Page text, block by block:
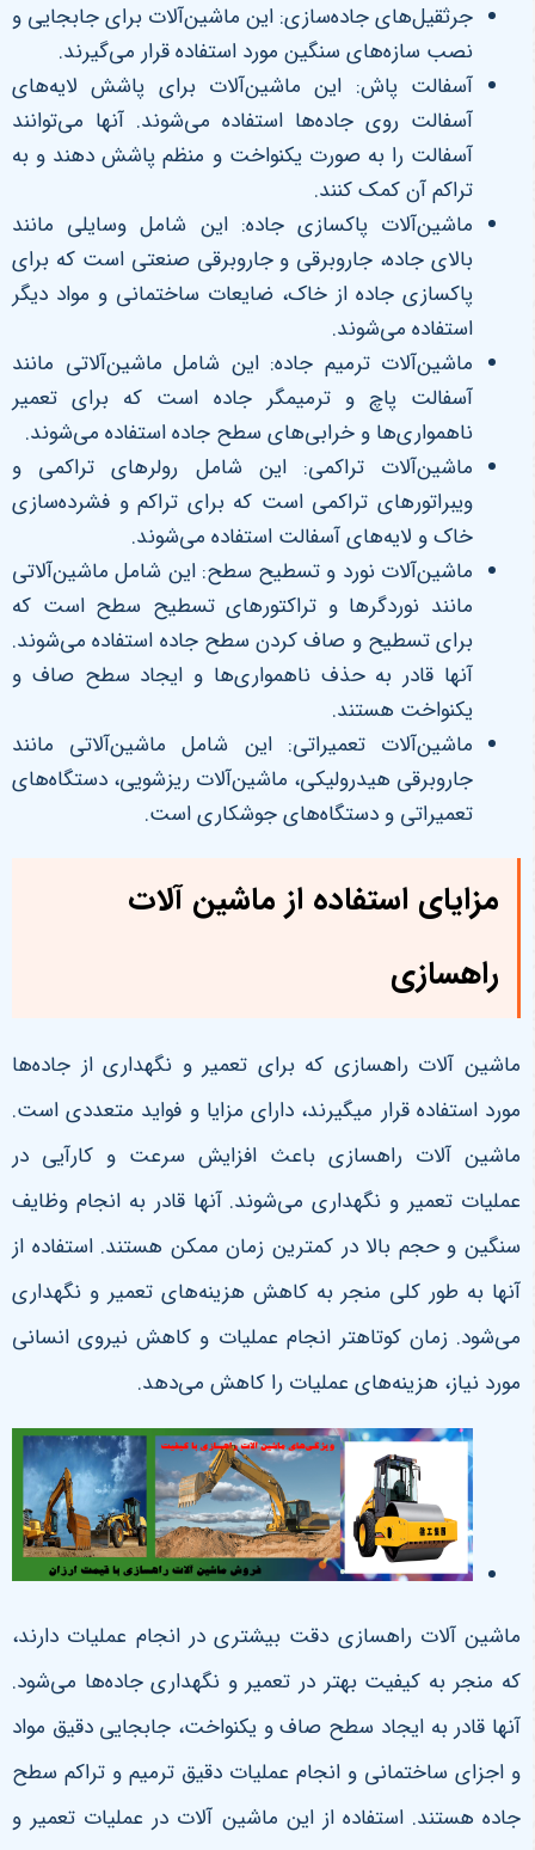
جرثقیل‌های جاده‌سازی: این ماشین‌آلات برای جابجایی و
نصب سازه‌های سنگین مورد استفاده قرار می‌گیرند.
آسفالت پاش: این ماشین‌آلات برای پاشش لایه‌های
آسفالت روی جاده‌ها استفاده می‌شوند. آنها می‌توانند
آسفالت را به صورت یکنواخت و منظم پاشش دهند و به
تراکم آن کمک کنند.
ماشین‌آلات پاکسازی جاده: این شامل وسایلی مانند
بالای جاده، جاروبرقی و جاروبرقی صنعتی است که برای
پاکسازی جاده از خاک، ضایعات ساختمانی و مواد دیگر
استفاده می‌شوند.
ماشین‌آلات ترمیم جاده: این شامل ماشین‌آلاتی مانند
آسفالت پاچ و ترمیمگر جاده است که برای تعمیر
ناهمواری‌ها و خرابی‌های سطح جاده استفاده می‌شوند.
ماشین‌آلات تراکمی: این شامل رولرهای تراکمی و
ویبراتورهای تراکمی است که برای تراکم و فشرده‌سازی
خاک و لایه‌های آسفالت استفاده می‌شوند.
ماشین‌آلات نورد و تسطیح سطح: این شامل ماشین‌آلاتی
مانند نوردگرها و تراکتورهای تسطیح سطح است که
برای تسطیح و صاف کردن سطح جاده استفاده می‌شوند.
آنها قادر به حذف ناهمواری‌ها و ایجاد سطح صاف و
یکنواخت هستند.
ماشین‌آلات تعمیراتی: این شامل ماشین‌آلاتی مانند
جاروبرقی هیدرولیکی، ماشین‌آلات ریزشویی، دستگاه‌های
تعمیراتی و دستگاه‌های جوشکاری است.
مزایای استفاده از ماشین آلات
راهسازی
ماشین‌ آلات راهسازی که برای تعمیر و نگهداری از جاده‌ها
مورد استفاده قرار میگیرند، دارای مزایا و فواید متعددی است.
ماشین‌ آلات راهسازی باعث افزایش سرعت و کارآیی در
عملیات تعمیر و نگهداری می‌شوند. آنها قادر به انجام وظایف
سنگین و حجم بالا در کمترین زمان ممکن هستند. استفاده از
آنها به طور کلی منجر به کاهش هزینه‌های تعمیر و نگهداری
می‌شود. زمان کوتاهتر انجام عملیات و کاهش نیروی انسانی
مورد نیاز، هزینه‌های عملیات را کاهش می‌دهد.
ماشین‌ آلات راهسازی دقت بیشتری در انجام عملیات دارند،
که منجر به کیفیت بهتر در تعمیر و نگهداری جاده‌ها می‌شود.
آنها قادر به ایجاد سطح صاف و یکنواخت، جابجایی دقیق مواد
و اجزای ساختمانی و انجام عملیات دقیق ترمیم و تراکم سطح
جاده هستند. استفاده از این ماشین‌ آلات در عملیات تعمیر و